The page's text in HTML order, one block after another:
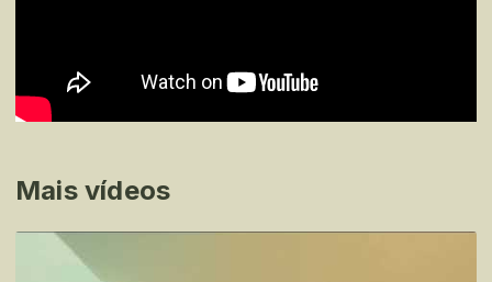
Mais vídeos